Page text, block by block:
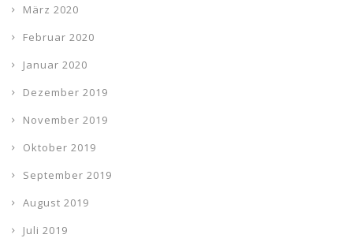
März 2020
Februar 2020
Januar 2020
Dezember 2019
November 2019
Oktober 2019
September 2019
August 2019
Juli 2019